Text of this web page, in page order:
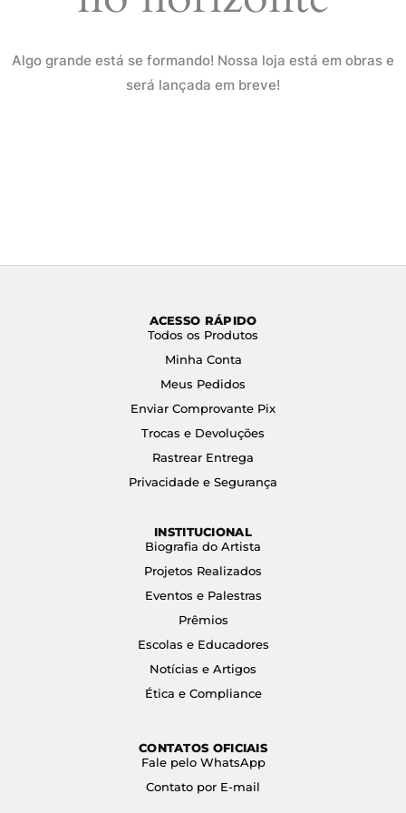
Algo grande está se formando! Nossa loja está em obras e
será lançada em breve!
ACESSO RÁPIDO
Todos os Produtos
Minha Conta
Meus Pedidos
Enviar Comprovante Pix
Trocas e Devoluções
Rastrear Entrega
Privacidade e Segurança
INSTITUCIONAL
Biografia do Artista
Projetos Realizados
Eventos e Palestras
Prêmios
Escolas e Educadores
Notícias e Artigos
Ética e Compliance
CONTATOS OFICIAIS
Fale pelo WhatsApp
Contato por E-mail